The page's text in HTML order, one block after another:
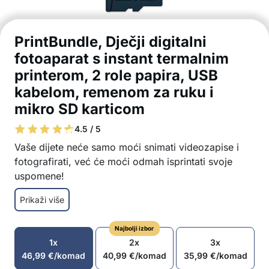
PrintBundle, Dječji digitalni
fotoaparat s instant termalnim
printerom, 2 role papira, USB
kabelom, remenom za ruku i
mikro SD karticom
4.5 / 5
Vaše dijete neće samo moći snimati videozapise i
fotografirati, već će moći odmah isprintati svoje
uspomene!
Set kamere dolazi s 2 role papira za trenutno
ispisivanje
Dodatne role mogu se kupiti upisivanjem
ExtraRolls u tražilicu i dodavanjem proizvoda u
košaricu
Praktična ručna traka brine se da vaše dijete ne
Prikaži više
1x
46,99€/komad
Najbolji izbor
2x
40,99 €/komad
3x
35,99 €/komad